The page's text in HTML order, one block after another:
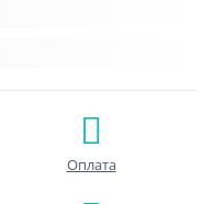
Оплата